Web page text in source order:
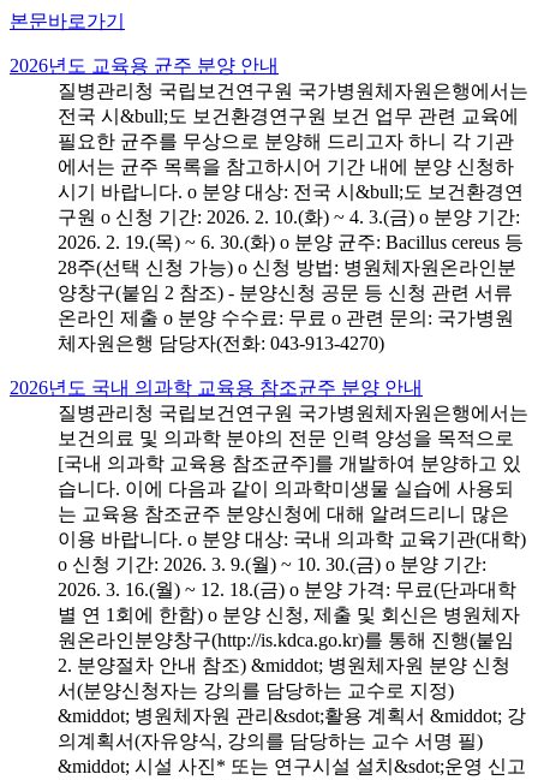
본문바로가기
2026년도 교육용 균주 분양 안내
질병관리청 국립보건연구원 국가병원체자원은행에서는
전국 시&bull;도 보건환경연구원 보건 업무 관련 교육에
필요한 균주를 무상으로 분양해 드리고자 하니 각 기관
에서는 균주 목록을 참고하시어 기간 내에 분양 신청하
시기 바랍니다. o 분양 대상: 전국 시&bull;도 보건환경연
구원 o 신청 기간: 2026. 2. 10.(화) ~ 4. 3.(금) o 분양 기간:
2026. 2. 19.(목) ~ 6. 30.(화) o 분양 균주: Bacillus cereus 등
28주(선택 신청 가능) o 신청 방법: 병원체자원온라인분
양창구(붙임 2 참조) - 분양신청 공문 등 신청 관련 서류
온라인 제출 o 분양 수수료: 무료 o 관련 문의: 국가병원
체자원은행 담당자(전화: 043-913-4270)
2026년도 국내 의과학 교육용 참조균주 분양 안내
질병관리청 국립보건연구원 국가병원체자원은행에서는
보건의료 및 의과학 분야의 전문 인력 양성을 목적으로
[국내 의과학 교육용 참조균주]를 개발하여 분양하고 있
습니다. 이에 다음과 같이 의과학미생물 실습에 사용되
는 교육용 참조균주 분양신청에 대해 알려드리니 많은
이용 바랍니다. o 분양 대상: 국내 의과학 교육기관(대학)
o 신청 기간: 2026. 3. 9.(월) ~ 10. 30.(금) o 분양 기간:
2026. 3. 16.(월) ~ 12. 18.(금) o 분양 가격: 무료(단과대학
별 연 1회에 한함) o 분양 신청, 제출 및 회신은 병원체자
원온라인분양창구(http://is.kdca.go.kr)를 통해 진행(붙임
2. 분양절차 안내 참조) &middot; 병원체자원 분양 신청
서(분양신청자는 강의를 담당하는 교수로 지정)
&middot; 병원체자원 관리&sdot;활용 계획서 &middot; 강
의계획서(자유양식, 강의를 담당하는 교수 서명 필)
&middot; 시설 사진* 또는 연구시설 설치&sdot;운영 신고